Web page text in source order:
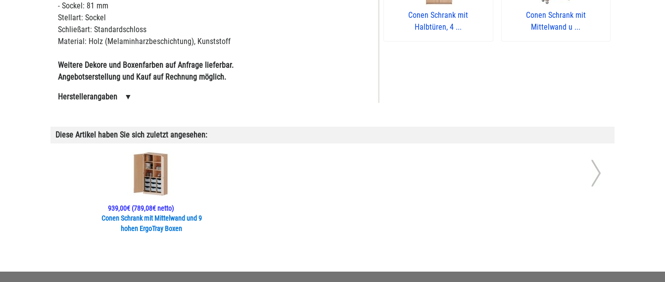
- Sockel: 81 mm
Stellart: Sockel
Schließart: Standardschloss
Material: Holz (Melaminharzbeschichtung), Kunststoff
Weitere Dekore und Boxenfarben auf Anfrage lieferbar.
Angebotserstellung und Kauf auf Rechnung möglich.
Herstellerangaben ▼
Conen Schrank mit
Halbtüren, 4 ...
Conen Schrank mit
Mittelwand u ...
Diese Artikel haben Sie sich zuletzt angesehen:
Conen Schrank mit Mittelwand und 9
hohen ErgoTray Boxen
939,00€(789,08€ netto)